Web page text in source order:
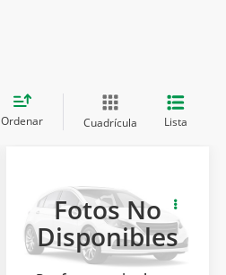
Ordenar Cuadrícula Lista
Fotos No
Disponibles
TERRAIN BLACK
EDITION FWD
PAQ. A
Carsol Buick GMC Guadalajara
SOLICITA MÁS
INFORMACIÓN